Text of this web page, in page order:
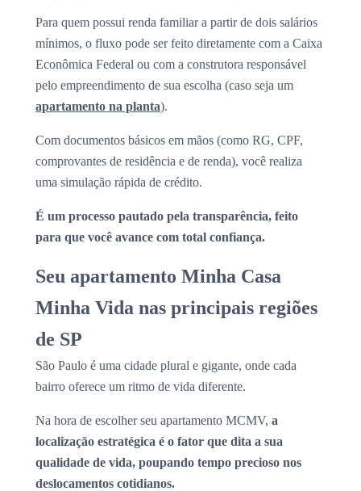
Para quem possui renda familiar a partir de dois salários
mínimos, o fluxo pode ser feito diretamente com a Caixa
Econômica Federal ou com a construtora responsável
pelo empreendimento de sua escolha (caso seja um
apartamento na planta).
Com documentos básicos em mãos (como RG, CPF,
comprovantes de residência e de renda), você realiza
uma simulação rápida de crédito.
É um processo pautado pela transparência, feito
para que você avance com total confiança.
Seu apartamento Minha Casa
Minha Vida nas principais regiões
de SP
São Paulo é uma cidade plural e gigante, onde cada
bairro oferece um ritmo de vida diferente.
Na hora de escolher seu apartamento MCMV, a
localização estratégica é o fator que dita a sua
qualidade de vida, poupando tempo precioso nos
deslocamentos cotidianos.